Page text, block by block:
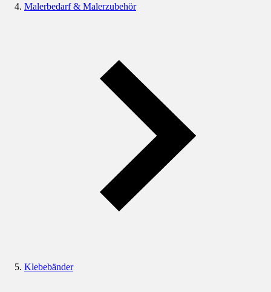
Malerbedarf & Malerzubehör
Klebebänder